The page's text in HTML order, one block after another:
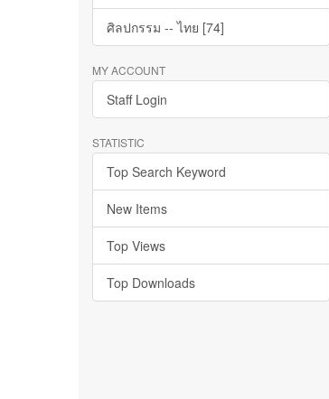
ศิลปกรรม -- ไทย [74]
MY ACCOUNT
Staff Login
STATISTIC
Top Search Keyword
New Items
Top Views
Top Downloads